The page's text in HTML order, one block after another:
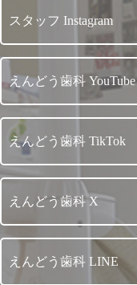
スタッフ Instagram
えんどう歯科 YouTube
えんどう歯科 TikTok
えんどう歯科 X
えんどう歯科 LINE